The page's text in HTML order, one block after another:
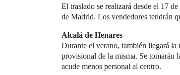
El traslado se realizará desde el 17
de Madrid. Los vendedores tendrán
Alcalá de Henares
Durante el verano, también llegará la
provisional de la misma. Se tomarán
acude menos personal al centro.